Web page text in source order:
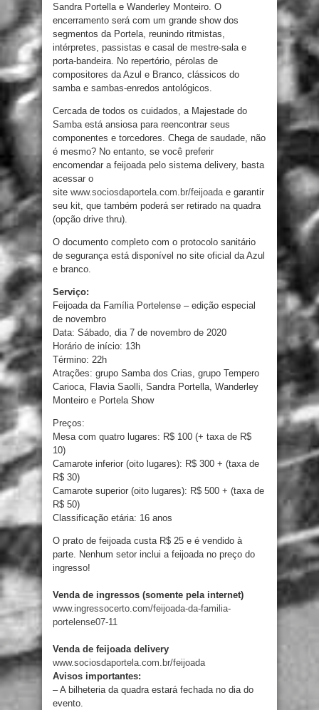
Sandra Portella e Wanderley Monteiro. O
encerramento será com um grande show dos
segmentos da Portela, reunindo ritmistas,
intérpretes, passistas e casal de mestre-sala e
porta-bandeira. No repertório, pérolas de
compositores da Azul e Branco, clássicos do
samba e sambas-enredos antológicos.
Cercada de todos os cuidados, a Majestade do
Samba está ansiosa para reencontrar seus
componentes e torcedores. Chega de saudade, não
é mesmo? No entanto, se você preferir
encomendar a feijoada pelo sistema delivery, basta
acessar o
site www.sociosdaportela.com.br/feijoada e garantir
seu kit, que também poderá ser retirado na quadra
(opção drive thru).
O documento completo com o protocolo sanitário
de segurança está disponível no site oficial da Azul
e branco.
Serviço:
Feijoada da Família Portelense – edição especial
de novembro
Data: Sábado, dia 7 de novembro de 2020
Horário de início: 13h
Término: 22h
Atrações: grupo Samba dos Crias, grupo Tempero
Carioca, Flavia Saolli, Sandra Portella, Wanderley
Monteiro e Portela Show
Preços:
Mesa com quatro lugares: R$ 100 (+ taxa de R$
10)
Camarote inferior (oito lugares): R$ 300 + (taxa de
R$ 30)
Camarote superior (oito lugares): R$ 500 + (taxa de
R$ 50)
Classificação etária: 16 anos
O prato de feijoada custa R$ 25 e é vendido à
parte. Nenhum setor inclui a feijoada no preço do
ingresso!
Venda de ingressos (somente pela internet)
www.ingressocerto.com/feijoada-da-familia-
portelense07-11
Venda de feijoada delivery
www.sociosdaportela.com.br/feijoada
Avisos importantes:
– A bilheteria da quadra estará fechada no dia do
evento.